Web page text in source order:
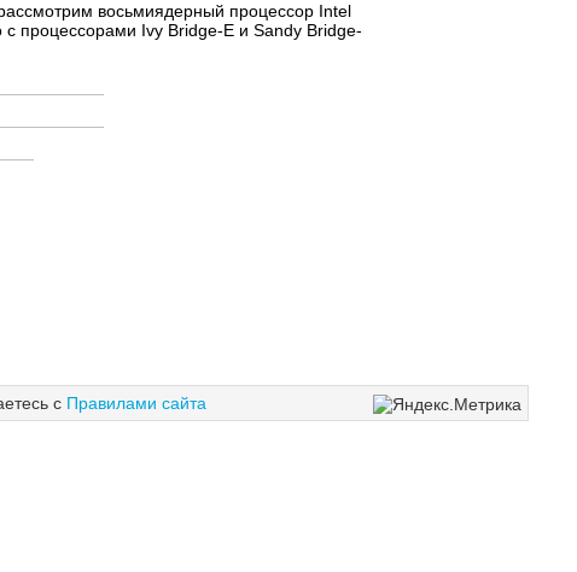
восьмиядерный процессор Intel
процессорами Ivy Bridge-E и Sandy Bridge-
с Правилами сайта